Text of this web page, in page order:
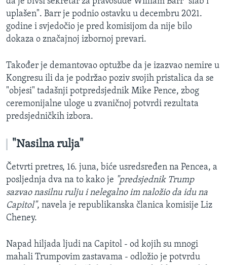
uplašen". Barr je podnio ostavku u decembru 2021.
godine i svjedočio je pred komisijom da nije bilo
dokaza o značajnoj izbornoj prevari.
Također je demantovao optužbe da je izazvao nemire u
Kongresu ili da je podržao poziv svojih pristalica da se
"objesi" tadašnji potpredsjednik Mike Pence, zbog
ceremonijalne uloge u zvaničnoj potvrdi rezultata
predsjedničkih izbora.
"Nasilna rulja"
Četvrti pretres, 16. juna, biće usredsređen na Pencea, a
posljednja dva na to kako je "predsjednik Trump
sazvao nasilnu rulju i nelegalno im naložio da idu na
Capitol", navela je republikanska članica komisije Liz
Cheney.
Napad hiljada ljudi na Capitol - od kojih su mnogi
mahali Trumpovim zastavama - odložio je potvrdu